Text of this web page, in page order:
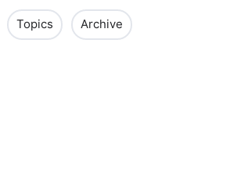
Topics Archive